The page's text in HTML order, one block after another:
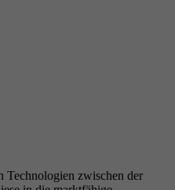
Technologien zwischen der